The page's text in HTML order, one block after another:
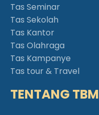
Tas Seminar
Tas Sekolah
Tas Kantor
Tas Olahraga
Tas Kampanye
Tas tour & Travel
TENTANG TBM